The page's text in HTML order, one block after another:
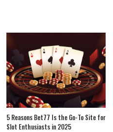
5 Reasons Bet77 Is the Go-To Site for
Slot Enthusiasts in 2025